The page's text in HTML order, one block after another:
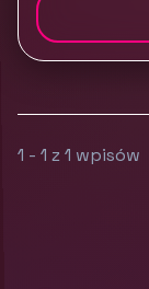
1 - 1 z 1 wpisów